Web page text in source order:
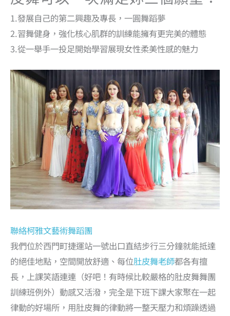
1.發展自己的第二興趣及專長，一圓舞蹈夢
2.習舞健身，強化核心肌群的訓練能擁有更完美的體態
3.從一舉手一投足開始學習展現女性柔美性感的魅力
聯絡柯雅文藝術舞蹈團
我們位於西門町捷運站一號出口直結步行三分鐘就能抵達
的絕佳地點，空間開放舒適、每位肚皮舞老師都各有擅
長，上課笑語連連（好吧！有時候比較嚴格的肚皮舞舞團
訓練班例外）動感又活潑，完全是下班下課大家聚在一起
律動的好場所，用肚皮舞的律動將一整天壓力和煩躁透過